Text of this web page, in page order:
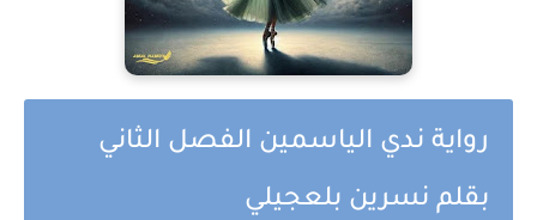
رواية ندي الياسمين الفصل الثاني
بقلم نسرين بلعجيلي